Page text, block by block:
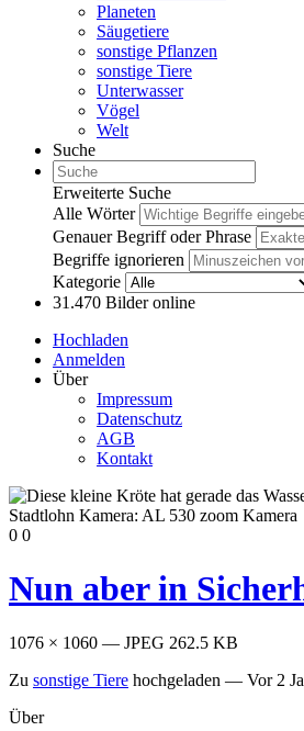
Planeten
Säugetiere
sonstige Pflanzen
sonstige Tiere
Unterwasser
Vögel
Welt
Suche
Erweiterte Suche
Alle Wörter
Genauer Begriff oder Phrase
Begriffe ignorieren
Kategorie
31.470 Bilder online
Hochladen
Anmelden
Über
Impressum
Datenschutz
AGB
Kontakt
0 0
Nun aber in
1076 × 1060 — JPEG 262.5 KB
Zu sonstige Tiere hochgeladen — Vor 2
Über